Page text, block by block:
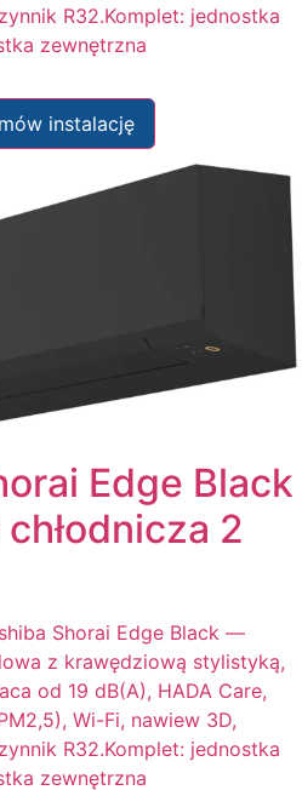
R32.Komplet: jednostka
zewnętrzna
instalację
Edge Black
2
Shorai Edge Black —
z krawędziową stylistyką,
od 19 dB(A), HADA Care,
Wi-Fi, nawiew 3D,
R32.Komplet: jednostka
zewnętrzna